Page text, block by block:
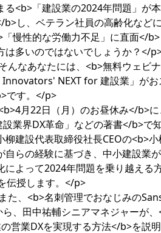
る<b>「建設業の2024年問題」が
b>し、ベテラン社員の高齢化など
「慢性的な労働力不足」に直面</
は多いのではないでしょうか？</
なあなたには、<b>無料ウェビ
Innovators' NEXT for 建設業」がお
です。</p>
月22日（月）のお昼休み</b>に
業界DX革命」などの著書</b>で
柳建設代表取締役社長CEOの<b>小
自らの経験に基づき、中小建設業
によって2024年問題を乗り越える
伝授します。</p>
、<b>名刺管理でおなじみの
、田中祐輔シニアマネジャーが
営業DXを実現する方法</b>を説